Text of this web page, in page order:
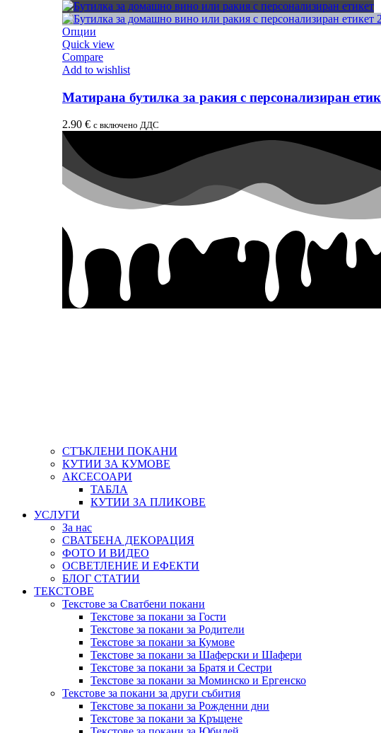
Опции
Quick view
Compare
Add to wishlist
Матирана бутилка за ракия с персонализиран
2.90 € с включено ДДС
СТЪКЛЕНИ ПОКАНИ
КУТИИ ЗА КУМОВЕ
АКСЕСОАРИ
ТАБЛА
КУТИИ ЗА ПЛИКОВЕ
УСЛУГИ
За нас
СВАТБЕНА ДЕКОРАЦИЯ
ФОТО И ВИДЕО
ОСВЕТЛЕНИЕ И ЕФЕКТИ
БЛОГ СТАТИИ
ТЕКСТОВЕ
Текстове за Сватбени покани
Текстове за покани за Гости
Текстове за покани за Родители
Текстове за покани за Кумове
Текстове за покани за Шаферски и Шафери
Текстове за покани за Братя и Сестри
Текстове за покани за Моминско и Ергенско
Текстове за покани за други събития
Текстове за покани за Рожденни дни
Текстове за покани за Кръщене